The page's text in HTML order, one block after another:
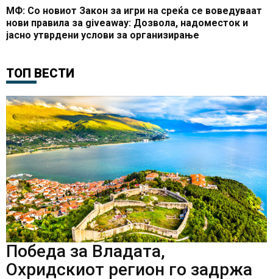
МФ: Со новиот Закон за игри на среќа се воведуваат
нови правила за giveaway: Дозвола, надоместок и
јасно утврдени услови за организирање
ТОП ВЕСТИ
Победа за Владата,
Охридскиот регион го задржа